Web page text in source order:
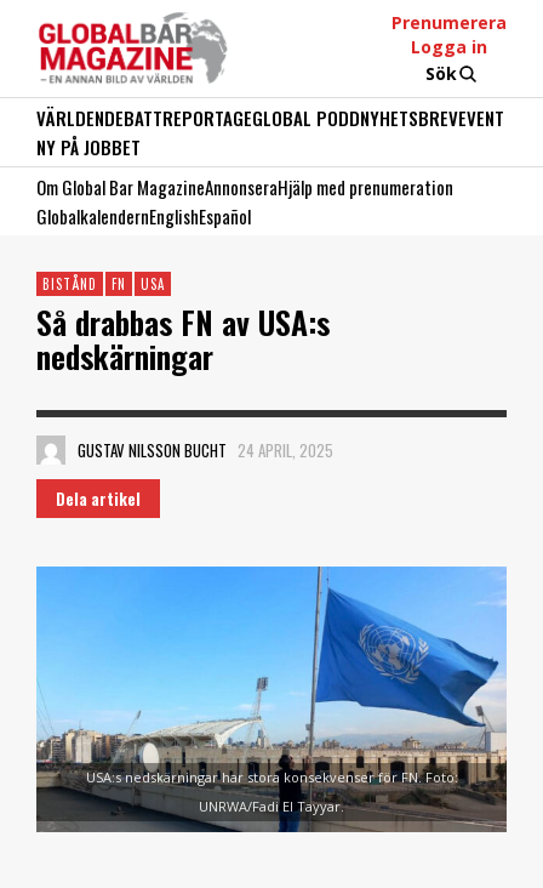
Prenumerera
Logga in
Sök
VÄRLDENDEBATTREPORTAGEGLOBAL PODDNYHETSBREVEVENT
NY PÅ JOBBET
Om Global Bar MagazineAnnonseraHjälp med prenumeration
GlobalkalendernEnglishEspañol
BISTÅND FN USA
Så drabbas FN av USA:s
nedskärningar
GUSTAV NILSSON BUCHT 24 APRIL, 2025
Dela artikel
USA:s nedskärningar har stora konsekvenser för FN. Foto:
UNRWA/Fadi El Tayyar.